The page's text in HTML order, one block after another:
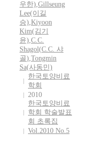
우한),Gillseung
Lee(이길
승),Kiyoon
Kim(김기
윤),C.C.
Shagol(C.C. 샤
골),Tongmin
Sa(사동민)
한국토양비료
학회
2010
한국토양비료
학회 학술발표
회 초록집
Vol.2010 No.5